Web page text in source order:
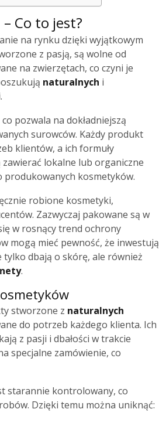
Co to jest?
na rynku dzięki wyjątkowym
z pasją, są wolne od
na zwierzętach, co czyni je
naturalnych i
pozwala na dokładniejszą
surowców. Każdy produkt
klientów, a ich formuły
lokalne lub organiczne
produkowanych kosmetyków.
robione kosmetyki,
Zazwyczaj pakowane są w
w rosnący trend ochrony
mogą mieć pewność, że inwestują
dbają o skórę, ale również
.
stworzone z naturalnych
do potrzeb każdego klienta. Ich
z pasji i dbałości w trakcie
specjalne zamówienie, co
starannie kontrolowany, co
Dzięki temu można uniknąć: